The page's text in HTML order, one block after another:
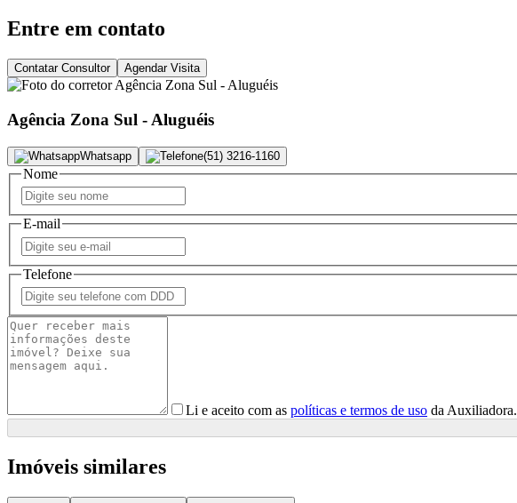
Entre em contato
Contatar Consultor Agendar Visita
Agência Zona Sul - Aluguéis
Whatsapp (51) 3216-1160
Nome
E-mail
Telefone
Li e aceito com as políticas e termos de uso da Auxiliadora.
Imóveis similares